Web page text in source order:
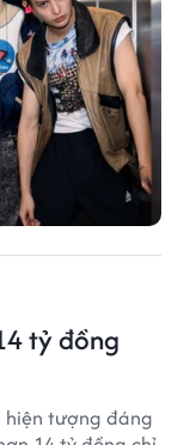
tỷ đồng
tượng đáng